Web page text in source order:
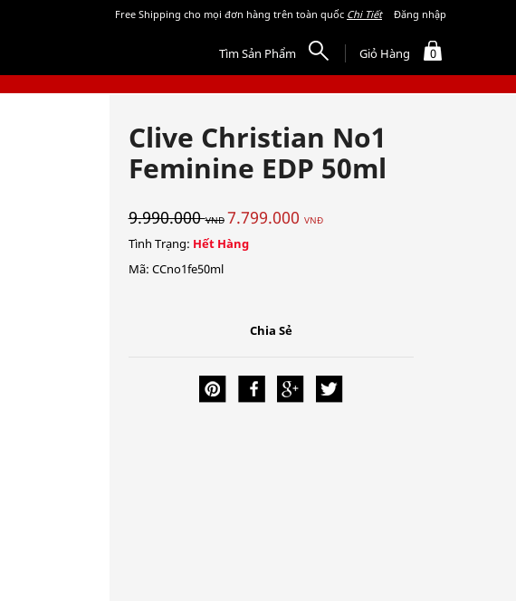
Tìm Sản Phẩm Giỏ Hàng 0
Free Shipping cho mọi đơn hàng trên toàn quốc Chi Tiết Đăng nhập
Clive Christian No1
Feminine EDP 50ml
9.990.000VNĐ 7.799.000 VNĐ
Tình Trạng: Hết Hàng
Mã: CCno1fe50ml
Chia Sẻ